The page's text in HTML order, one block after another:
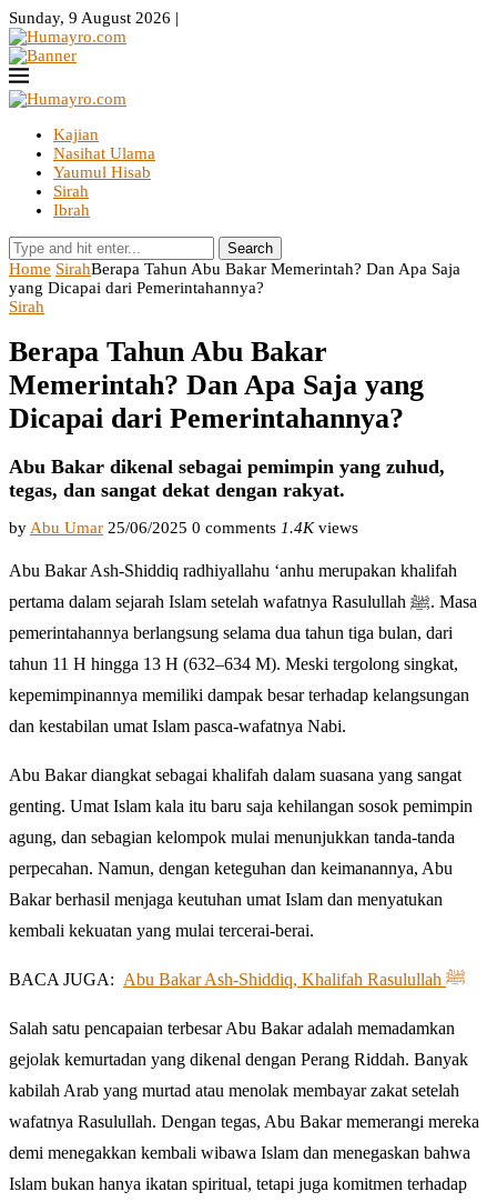
Sunday, 9 August 2026 |
Kajian
Nasihat Ulama
Yaumul Hisab
Sirah
Ibrah
Search
Home SirahBerapa Tahun Abu Bakar Memerintah? Dan Apa Saja
yang Dicapai dari Pemerintahannya?
Sirah
Berapa Tahun Abu Bakar
Memerintah? Dan Apa Saja yang
Dicapai dari Pemerintahannya?
Abu Bakar dikenal sebagai pemimpin yang zuhud,
tegas, dan sangat dekat dengan rakyat.
by Abu Umar 25/06/2025 0 comments 1.4Kviews
Abu Bakar Ash-Shiddiq radhiyallahu ‘anhu merupakan khalifah
pertama dalam sejarah Islam setelah wafatnya Rasulullah ﷺ. Masa
pemerintahannya berlangsung selama dua tahun tiga bulan, dari
tahun 11 H hingga 13 H (632–634 M). Meski tergolong singkat,
kepemimpinannya memiliki dampak besar terhadap kelangsungan
dan kestabilan umat Islam pasca-wafatnya Nabi.
Abu Bakar diangkat sebagai khalifah dalam suasana yang sangat
genting. Umat Islam kala itu baru saja kehilangan sosok pemimpin
agung, dan sebagian kelompok mulai menunjukkan tanda-tanda
perpecahan. Namun, dengan keteguhan dan keimanannya, Abu
Bakar berhasil menjaga keutuhan umat Islam dan menyatukan
kembali kekuatan yang mulai tercerai-berai.
BACA JUGA: Abu Bakar Ash-Shiddiq, Khalifah Rasulullah ﷺ
Salah satu pencapaian terbesar Abu Bakar adalah memadamkan
gejolak kemurtadan yang dikenal dengan Perang Riddah. Banyak
kabilah Arab yang murtad atau menolak membayar zakat setelah
wafatnya Rasulullah. Dengan tegas, Abu Bakar memerangi mereka
demi menegakkan kembali wibawa Islam dan menegaskan bahwa
Islam bukan hanya ikatan spiritual, tetapi juga komitmen terhadap